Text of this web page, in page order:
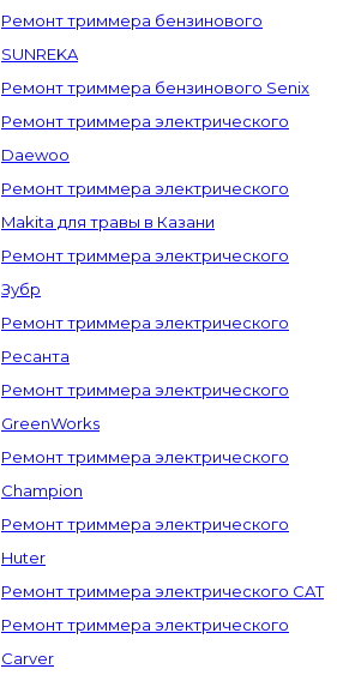
Ремонт триммера бензинового
SUNREKA
Ремонт триммера бензинового Senix
Ремонт триммера электрического
Daewoo
Ремонт триммера электрического
Makita для травы в Казани
Ремонт триммера электрического
Зубр
Ремонт триммера электрического
Ресанта
Ремонт триммера электрического
GreenWorks
Ремонт триммера электрического
Champion
Ремонт триммера электрического
Huter
Ремонт триммера электрического CAT
Ремонт триммера электрического
Carver